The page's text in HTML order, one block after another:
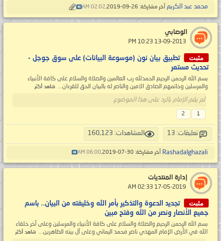
محمد عبد الكريم آخر مشاركة: 26-09-2019, 02:02 AM
الوصابي
مثبت
تطبيق بيان نون (موسوعة البيانات) على سوق جوجل -
تحديث مستمر
بسم الله الرحمن الرحيم الحمدلله رب العالمين والصلاة والسلام على كافة الأنبياء
والمرسلين وخاتمهم الصادق الامين والناصر له بالبيان الحق للقرءان... شاهد أكثر
لم يقم الإمام بالرد على هذا الموضوع
1
2
تعليقات: 13 المشاهدات: 160,123
Rashadalghazali آخر مشاركة: 30-07-2019, 06:00 AM
إدارة المنتديات
مثبت
تجديد الدعوة والتذكير بأمر الله وخليفته من البيان.. باسم
جميع الأنصار ونصر من الله وفتح مبين
بسم الله الرحمن الرحيم والصلاة والسلام على كافة الأنبياء والمرسلين وعلى آخر خلفاء
الله في الأرض الإمام المهدي ناصر محمد اليماني وعلى آل بيته الطاهرين... شاهد أكثر